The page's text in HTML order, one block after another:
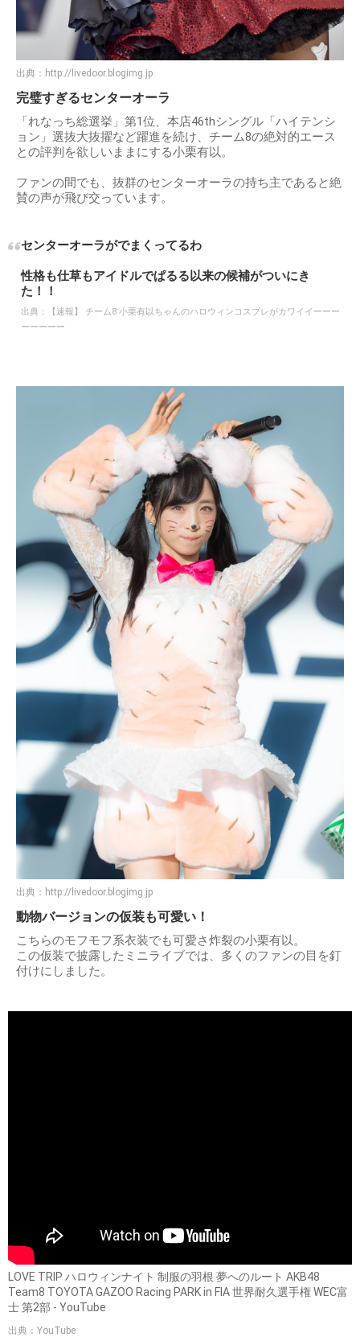
出典： http://livedoor.blogimg.jp
完璧すぎるセンターオーラ
「れなっち総選挙」第1位、本店46thシングル「ハイテンシ
ョン」選抜大抜擢など躍進を続け、チーム8の絶対的エース
との評判を欲しいままにする小栗有以。
ファンの間でも、抜群のセンターオーラの持ち主であると絶
賛の声が飛び交っています。
センターオーラがでまくってるわ
性格も仕草もアイドルでぱるる以来の候補がついにき
た！！
出典：
【速報】 チーム8 小栗有以ちゃんのハロウィンコスプレがカワイイーーー
ーーーーー
出典： http://livedoor.blogimg.jp
動物バージョンの仮装も可愛い！
こちらのモフモフ系衣装でも可愛さ炸裂の小栗有以。
この仮装で披露したミニライブでは、多くのファンの目を釘
付けにしました。
LOVE TRIP ハロウィンナイト 制服の羽根 夢へのルート AKB48
Team8 TOYOTA GAZOO Racing PARK in FIA 世界耐久選手権 WEC富
士 第2部 - YouTube
出典：YouTube